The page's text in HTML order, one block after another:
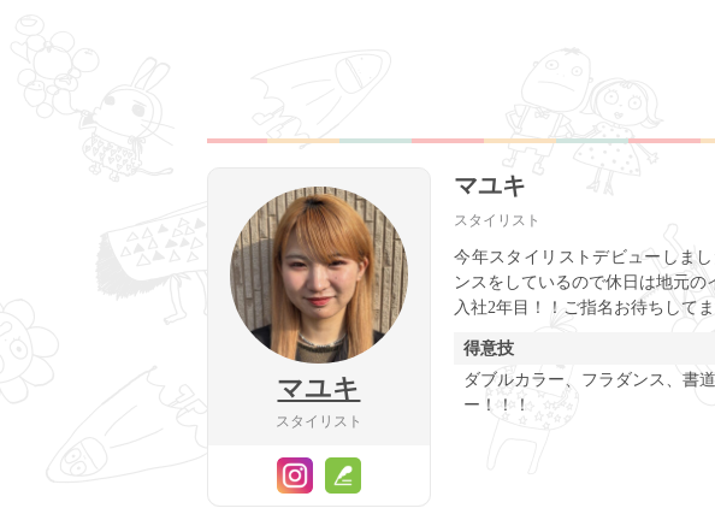
マユキ
スタイリスト
マユキ
スタイリスト
今年スタイリストデビューしま
ンスをしているので休日は地元の
入社2年目！！ご指名お待ちしてま
得意技
ダブルカラー、フラダンス、書
ー！！！